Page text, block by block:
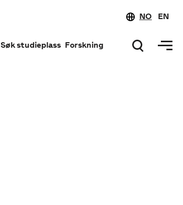
NO EN
Søk studieplass Forskning